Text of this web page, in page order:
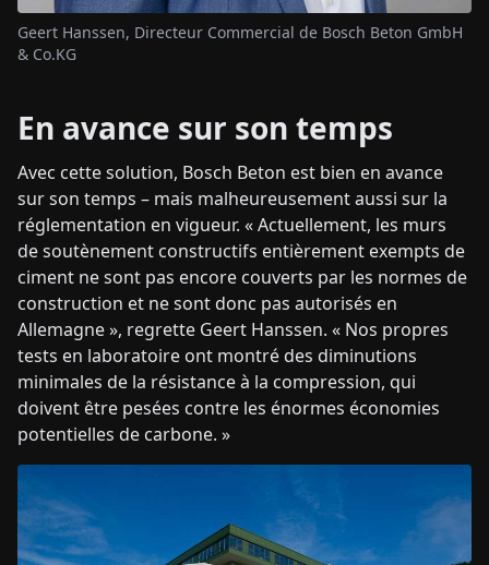
Geert Hanssen, Directeur Commercial de Bosch Beton GmbH
& Co.KG
En avance sur son temps
Avec cette solution, Bosch Beton est bien en avance
sur son temps – mais malheureusement aussi sur la
réglementation en vigueur. « Actuellement, les murs
de soutènement constructifs entièrement exempts de
ciment ne sont pas encore couverts par les normes de
construction et ne sont donc pas autorisés en
Allemagne », regrette Geert Hanssen. « Nos propres
tests en laboratoire ont montré des diminutions
minimales de la résistance à la compression, qui
doivent être pesées contre les énormes économies
potentielles de carbone. »